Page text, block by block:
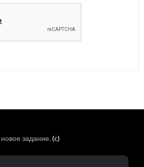
задание.(c)